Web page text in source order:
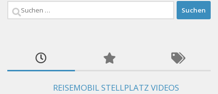
Suchen
REISEMOBIL STELLPLATZ VIDEOS